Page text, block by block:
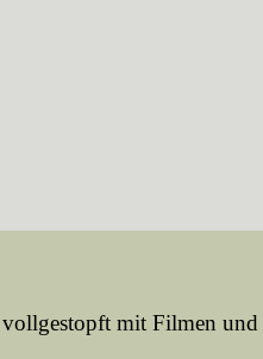
vollgestopft mit Filmen